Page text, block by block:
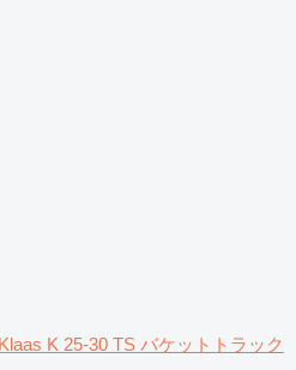
Klaas K 25-30 TS バケットトラック